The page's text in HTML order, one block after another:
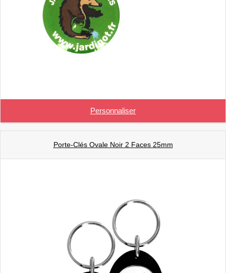
Personnaliser
Porte-Clés Ovale Noir 2 Faces 25mm